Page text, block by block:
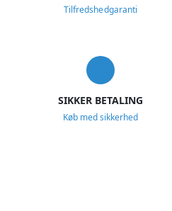
Tilfredshedgaranti
SIKKER BETALING
Køb med sikkerhed